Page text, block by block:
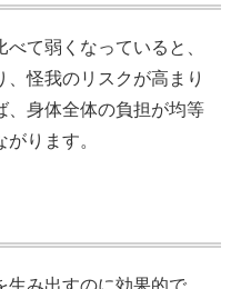
て弱くなっていると、
怪我のリスクが高まり
、身体全体の負担が均等
ります。